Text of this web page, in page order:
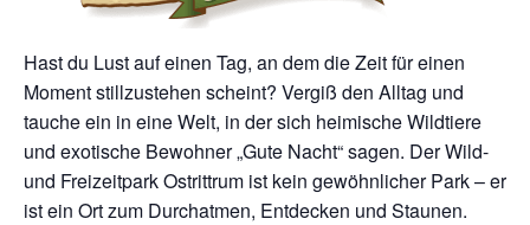
Hast du Lust auf einen Tag, an dem die Zeit für einen
Moment stillzustehen scheint? Vergiß den Alltag und
tauche ein in eine Welt, in der sich heimische Wildtiere
und exotische Bewohner „Gute Nacht“ sagen. Der Wild-
und Freizeitpark Ostrittrum ist kein gewöhnlicher Park – er
ist ein Ort zum Durchatmen, Entdecken und Staunen.